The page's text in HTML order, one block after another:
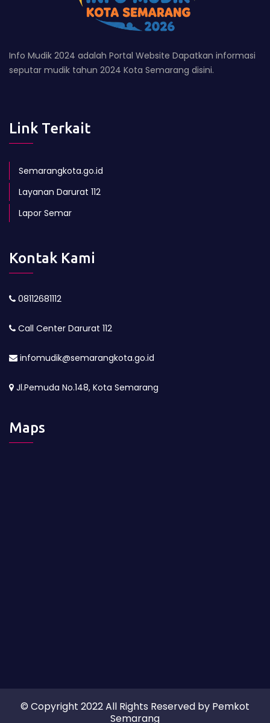
Info Mudik 2024 adalah Portal Website Dapatkan informasi
seputar mudik tahun 2024 Kota Semarang disini.
Link Terkait
Semarangkota.go.id
Layanan Darurat 112
Lapor Semar
Kontak Kami
08112681112
Call Center Darurat 112
infomudik@semarangkota.go.id
Jl.Pemuda No.148, Kota Semarang
Maps
© Copyright 2022 All Rights Reserved by Pemkot
Semarang